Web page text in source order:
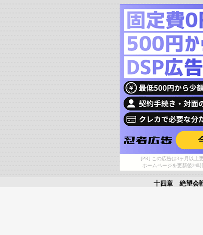
[PR] この広告は3ヶ月以上
ホームページを更新後24
十四章 絶望会